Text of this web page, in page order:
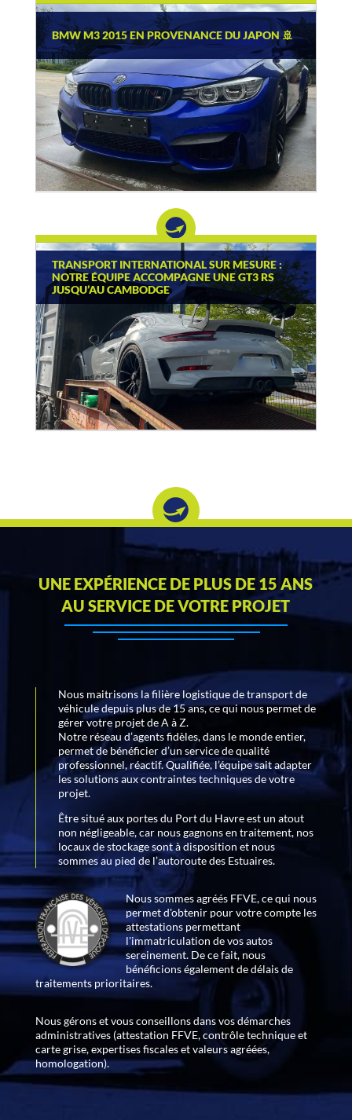
BMW M3 2015 EN PROVENANCE DU JAPON 🚢
TRANSPORT INTERNATIONAL SUR MESURE :
NOTRE ÉQUIPE ACCOMPAGNE UNE GT3 RS
JUSQU’AU CAMBODGE
UNE EXPÉRIENCE DE PLUS DE 15 ANS
AU SERVICE DE VOTRE PROJET
Nous maitrisons la filière logistique de transport de
véhicule depuis plus de 15 ans, ce qui nous permet de
gérer votre projet de A à Z.
Notre réseau d’agents fidèles, dans le monde entier,
permet de bénéficier d’un service de qualité
professionnel, réactif. Qualifiée, l’équipe sait adapter
les solutions aux contraintes techniques de votre
projet.
Être situé aux portes du Port du Havre est un atout
non négligeable, car nous gagnons en traitement, nos
locaux de stockage sont à disposition et nous
sommes au pied de l’autoroute des Estuaires.
Nous sommes agréés FFVE, ce qui nous
permet d'obtenir pour votre compte les
attestations permettant
l'immatriculation de vos autos
sereinement. De ce fait, nous
bénéficions également de délais de
traitements prioritaires.
Nous gérons et vous conseillons dans vos démarches
administratives (attestation FFVE, contrôle technique et
carte grise, expertises fiscales et valeurs agréées,
homologation).